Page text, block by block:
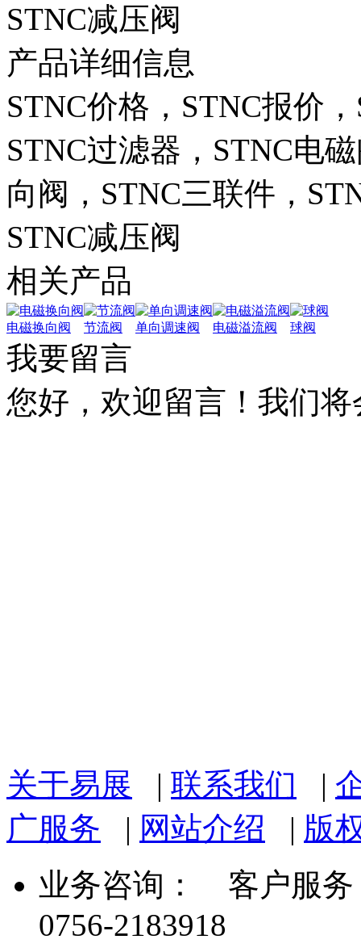
STNC减压阀
产品详细信息
STNC价格，STNC报价
STNC过滤器，STNC电
向阀，STNC三联件，
STNC减压阀
相关产品
电磁换向阀 节流阀 单向调速阀 电磁溢流阀 球阀
我要留言
您好，欢迎留言！我们
关于易展 | 联系我们 |
广服务 | 网站介绍 | 版
业务咨询：
客户服务
0756-2183918